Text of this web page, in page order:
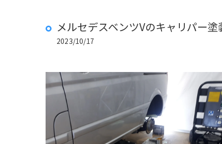
メルセデスベンツVのキャリパー塗
2023/10/17